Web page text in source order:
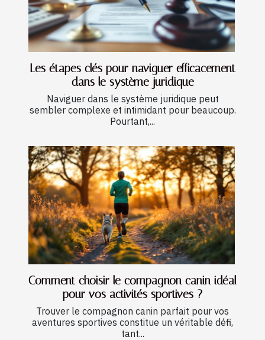
Les étapes clés pour naviguer efficacement
dans le système juridique
Naviguer dans le système juridique peut
sembler complexe et intimidant pour beaucoup.
Pourtant,...
Comment choisir le compagnon canin idéal
pour vos activités sportives ?
Trouver le compagnon canin parfait pour vos
aventures sportives constitue un véritable défi,
tant...